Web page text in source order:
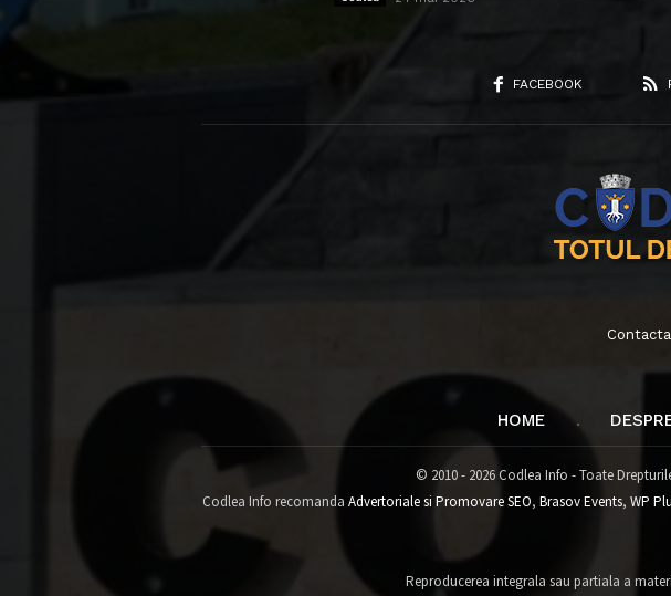
FACEBOOK
HOME
© 2010 - 2026 Codlea Info - Toate
Codlea Info recomanda Advertoriale si Promovare SEO, Brasov Events, WP
Reproducerea integrala sau partiala a